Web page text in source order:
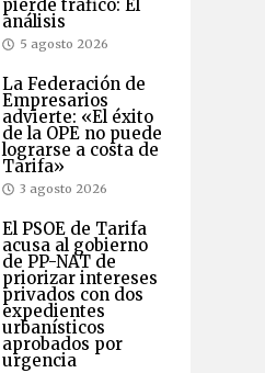
pierde tráfico: El
análisis
5 agosto 2026
La Federación de
Empresarios
advierte: «El éxito
de la OPE no puede
lograrse a costa de
Tarifa»
3 agosto 2026
El PSOE de Tarifa
acusa al gobierno
de PP-NAT de
priorizar intereses
privados con dos
expedientes
urbanísticos
aprobados por
urgencia